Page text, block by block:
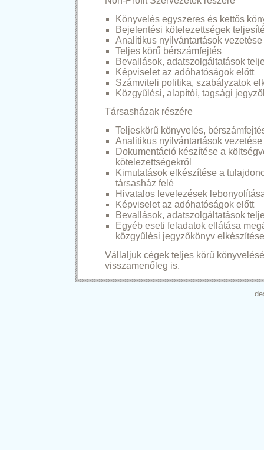
Könyvelés egyszeres és kettős
Bejelentési kötelezettségek
Analitikus nyilvántartások vezetése
Teljes körű bérszámfejtés
Bevallások, adatszolgáltatások
Képviselet az adóhatóságok előtt
Számviteli politika, szabályzatok
Közgyűlési, alapítói, tagsági
Társasházak részére
Teljeskörű könyvelés,
Analitikus nyilvántartások vezetése
Dokumentáció készítése a
kötelezettségekről
Kimutatások elkészítése a
társasház felé
Hivatalos levelezések
Képviselet az adóhatóságok előtt
Bevallások, adatszolgáltatások
Egyéb eseti feladatok ellátása
közgyűlési jegyzőkönyv
Vállaljuk cégek teljes körű
visszamenőleg is.